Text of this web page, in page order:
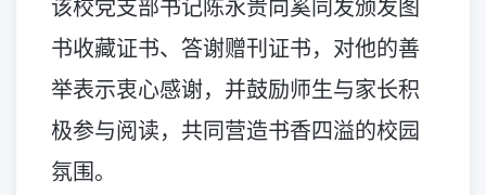
该校党支部书记陈永贵向奚同发颁发图
书收藏证书、答谢赠刊证书，对他的善
举表示衷心感谢，并鼓励师生与家长积
极参与阅读，共同营造书香四溢的校园
氛围。